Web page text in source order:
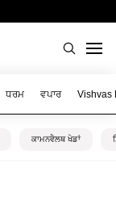
ਧਰਮ ਵਪਾਰ Vishvas
ਕਾਮਨਵੈਲਥ ਖੇਡਾਂ